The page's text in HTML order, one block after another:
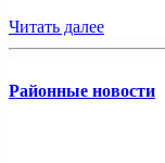
Читать далее
Районные новости